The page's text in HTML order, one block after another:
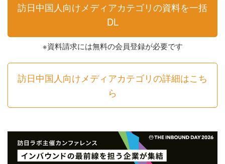
訪日中国人向けメディアカテゴリの資料を一括
DL
※資料請求には無料の会員登録が必要です
訪日中国人向けメディアカテゴリの詳細はこち
ら